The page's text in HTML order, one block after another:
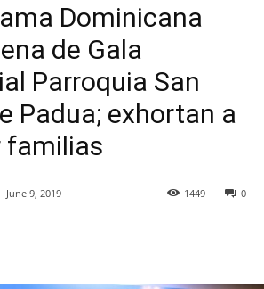
Dominicana
de Gala
Parroquia San
Padua; exhortan a
familias
June 9, 2019 0
1449